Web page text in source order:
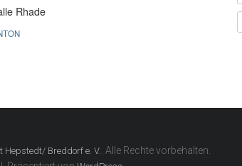
Rhade
Hepstedt/ Breddorf e. V. . Alle Rechte vorbehalten.